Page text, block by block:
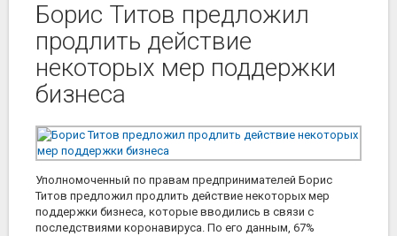
Борис Титов предложил
продлить действие
некоторых мер поддержки
бизнеса
Уполномоченный по правам предпринимателей Борис
Титов предложил продлить действие некоторых мер
поддержки бизнеса, которые вводились в связи с
последствиями коронавируса. По его данным, 67%